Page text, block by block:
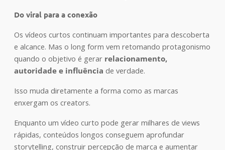
Do viral para a conexão
Os vídeos curtos continuam importantes para descoberta
e alcance. Mas o long form vem retomando protagonismo
quando o objetivo é gerar relacionamento,
autoridade e influência de verdade.
Isso muda diretamente a forma como as marcas
enxergam os creators.
Enquanto um vídeo curto pode gerar milhares de views
rápidas, conteúdos longos conseguem aprofundar
storytelling, construir percepção de marca e aumentar